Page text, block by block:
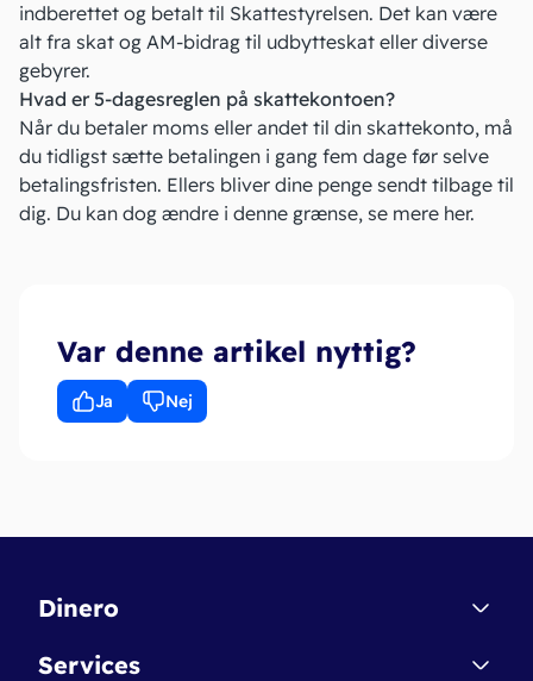
indberettet og betalt til Skattestyrelsen. Det kan være
alt fra skat og AM-bidrag til udbytteskat eller diverse
gebyrer.
Hvad er 5-dagesreglen på skattekontoen?
Når du betaler moms eller andet til din skattekonto, må
du tidligst sætte betalingen i gang fem dage før selve
betalingsfristen. Ellers bliver dine penge sendt tilbage til
dig. Du kan dog ændre i denne grænse, se mere her.
Var denne artikel nyttig?
Ja Nej
Dinero
Kontakt
Services